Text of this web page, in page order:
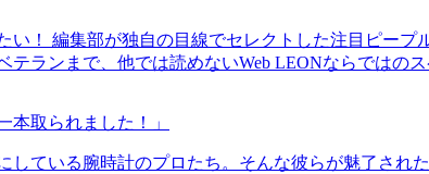
い！ 編集部が独自の目線でセレクトした注目ピー
テランまで、他では読めないWeb LEONならではの
本取られました！」
している腕時計のプロたち。そんな彼らが魅了され